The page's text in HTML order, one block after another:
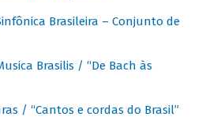
Brasileira – Conjunto de
Brasilis / “De Bach às
/ “Cantos e cordas do Brasil”